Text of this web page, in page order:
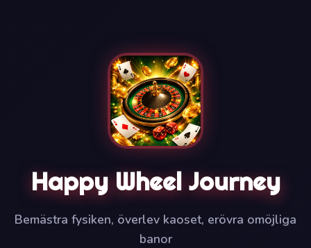
Happy Wheel Journey
Bemästra fysiken, överlev kaoset, erövra omöjliga
banor